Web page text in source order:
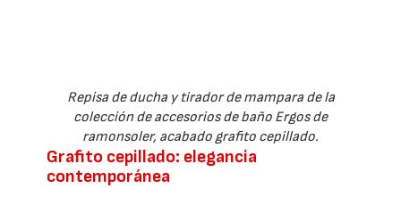
Repisa de ducha y tirador de mampara de la
colección de accesorios de baño Ergos de
ramonsoler, acabado grafito cepillado.
Grafito cepillado: elegancia
contemporánea